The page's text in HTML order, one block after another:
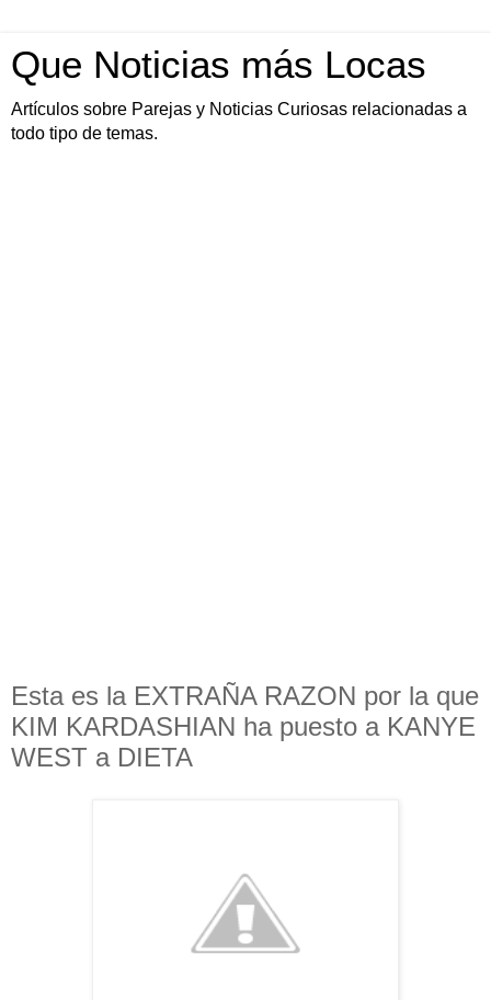
Que Noticias más Locas
Artículos sobre Parejas y Noticias Curiosas relacionadas a
todo tipo de temas.
Esta es la EXTRAÑA RAZON por la que
KIM KARDASHIAN ha puesto a KANYE
WEST a DIETA